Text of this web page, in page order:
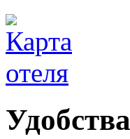
Удобства